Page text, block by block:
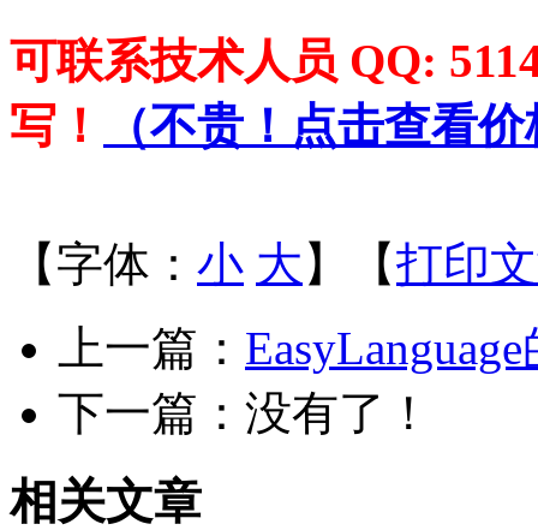
可联系技术人员 QQ:
写！
（不贵！点击查看价
【字体： 小 大 】【打印
上一篇：
下一篇：没有了！
相关文章